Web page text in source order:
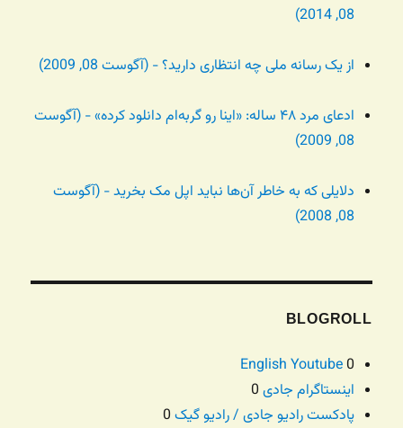
08, 2014)
از یک رسانه ملی چه انتظاری دارید؟ - (آگوست 08, 2009)
ادعای مرد ۴۸ ساله: «اینا رو گربه‌ام دانلود کرده» - (آگوست
08, 2009)
دلایلی که به خاطر آن‌ها نباید اپل مک بخرید - (آگوست
08, 2008)
BLOGROLL
English Youtube0
اینستاگرام جادی
پادکست رادیو جادی / رادیو گیک